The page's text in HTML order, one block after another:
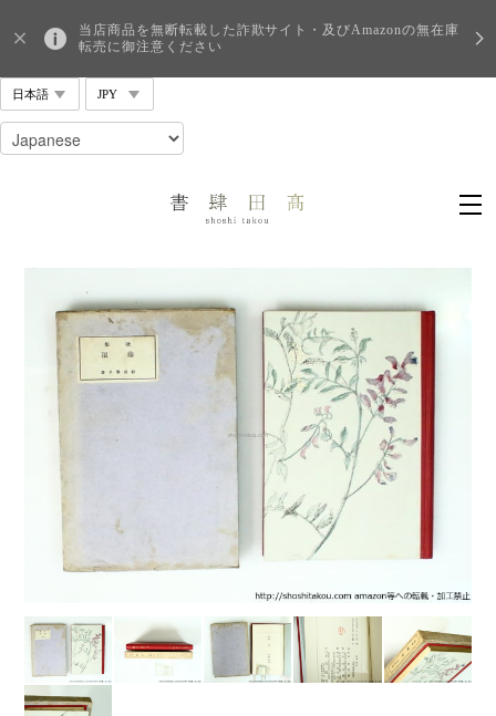
当店商品を無断転載した詐欺サイト・及びAmazonの無在庫
転売に御注意ください